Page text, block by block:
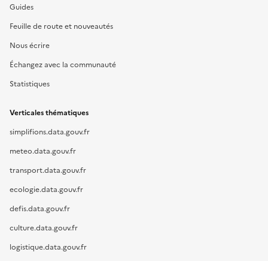
Guides
Feuille de route et nouveautés
Nous écrire
Échangez avec la communauté
Statistiques
Verticales thématiques
simplifions.data.gouv.fr
meteo.data.gouv.fr
transport.data.gouv.fr
ecologie.data.gouv.fr
defis.data.gouv.fr
culture.data.gouv.fr
logistique.data.gouv.fr